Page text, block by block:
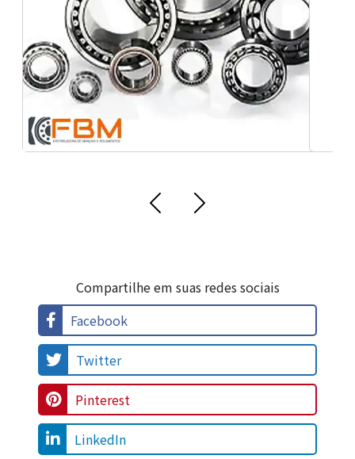
Compartilhe em suas redes sociais
Facebook
Twitter
Pinterest
LinkedIn